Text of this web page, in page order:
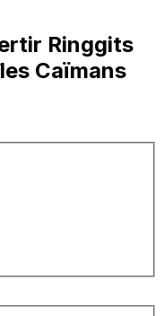
Ringgits
Caïmans